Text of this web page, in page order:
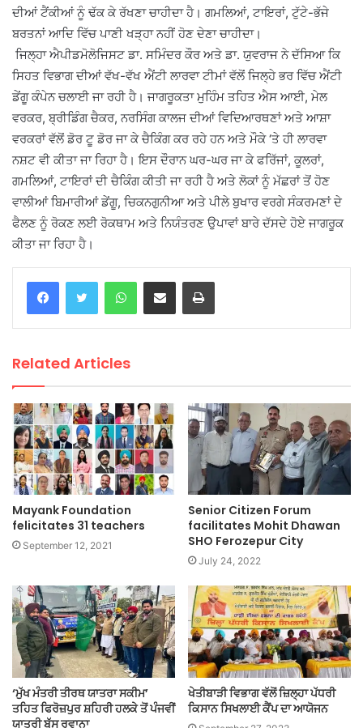
ਦੀਆਂ ਟੈਂਕੀਆਂ ਨੂੰ ਢੱਕ ਕੇ ਰੱਖਣਾ ਚਾਹੀਦਾ ਹੈ। ਗਮਲਿਆਂ, ਟਾਇਰਾਂ, ਟੁੱਟੇ-ਭੱਜੇ
ਬਰਤਨਾਂ ਆਦਿ ਵਿੱਚ ਪਾਣੀ ਖੜ੍ਹਾ ਨਹੀਂ ਹੋਣ ਦੇਣਾ ਚਾਹੀਦਾ।
‎ ਜਿਲ੍ਹਾ ਐਪੀਡਮੋਲੋਜਿਸਟ ਡਾ. ਸਮਿੰਦਰ ਕੌਰ ਅਤੇ ਡਾ. ਯੁਵਰਾਜ ਨੇ ਦੱਸਿਆ ਕਿ
ਸਿਹਤ ਵਿਭਾਗ ਦੀਆਂ ਵੱਖ-ਵੱਖ ਐਂਟੀ ਲਾਰਵਾ ਟੀਮਾਂ ਵੱਲੋਂ ਜਿਲ੍ਹੇ ਭਰ ਵਿੱਚ ਐਂਟੀ
ਡੇਂਗੂ ਕੰਪੇਨ ਚਲਾਈ ਜਾ ਰਹੀ ਹੈ। ਜਾਗਰੂਕਤਾ ਮੁਹਿੰਮ ਤਹਿਤ ਐਸ ਆਈ, ਮੇਲ
ਵਰਕਰ, ਬ੍ਰੀਡਿੰਗ ਚੈਕਰ, ਨਰਸਿੰਗ ਕਾਲਜ ਦੀਆਂ ਵਿਦਿਆਰਥਣਾਂ ਅਤੇ ਆਸ਼ਾ
ਵਰਕਰਾਂ ਵੱਲੋਂ ਡੋਰ ਟੂ ਡੋਰ ਜਾ ਕੇ ਚੈਕਿੰਗ ਕਰ ਰਹੇ ਹਨ ਅਤੇ ਮੌਕੇ ‘ਤੇ ਹੀ ਲਾਰਵਾ
ਨਸ਼ਟ ਵੀ ਕੀਤਾ ਜਾ ਰਿਹਾ ਹੈ। ਇਸ ਦੌਰਾਨ ਘਰ-ਘਰ ਜਾ ਕੇ ਫਰਿੱਜਾਂ, ਕੂਲਰਾਂ,
ਗਮਲਿਆਂ, ਟਾਇਰਾਂ ਦੀ ਚੈਕਿੰਗ ਕੀਤੀ ਜਾ ਰਹੀ ਹੈ ਅਤੇ ਲੋਕਾਂ ਨੂੰ ਮੱਛਰਾਂ ਤੋਂ ਹੋਣ
ਵਾਲੀਆਂ ਬਿਮਾਰੀਆਂ ਡੇਂਗੂ, ਚਿਕਨਗੁਨੀਆ ਅਤੇ ਪੀਲੇ ਬੁਖਾਰ ਵਰਗੇ ਸੰਕਰਮਣਾਂ ਦੇ
ਫੈਲਣ ਨੂੰ ਰੋਕਣ ਲਈ ਰੋਕਥਾਮ ਅਤੇ ਨਿਯੰਤਰਣ ਉਪਾਵਾਂ ਬਾਰੇ ਦੱਸਦੇ ਹੋਏ ਜਾਗਰੂਕ
ਕੀਤਾ ਜਾ ਰਿਹਾ ਹੈ।
WhatsAppShare via Email Print
Related Articles
Mayank Foundation
felicitates 31 teachers
September 12, 2021
Senior Citizen Forum
facilitates Mohit Dhawan
SHO Ferozepur City
July 24, 2022
‘ਮੁੱਖ ਮੰਤਰੀ ਤੀਰਥ ਯਾਤਰਾ ਸਕੀਮ’
ਤਹਿਤ ਫਿਰੋਜ਼ਪੁਰ ਸ਼ਹਿਰੀ ਹਲਕੇ ਤੋਂ ਪੰਜਵੀਂ
ਯਾਤਰੀ ਬੱਸ ਰਵਾਨਾ
ਖੇਤੀਬਾੜੀ ਵਿਭਾਗ ਵੱਲੋਂ ਜ਼ਿਲ੍ਹਾ ਪੱਧਰੀ
ਕਿਸਾਨ ਸਿਖਲਾਈ ਕੈਂਪ ਦਾ ਆਯੋਜਨ